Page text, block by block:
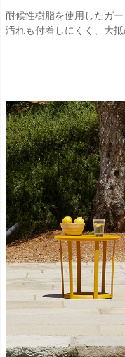
耐候性樹脂を使用したガ
汚れも付着しにくく、大